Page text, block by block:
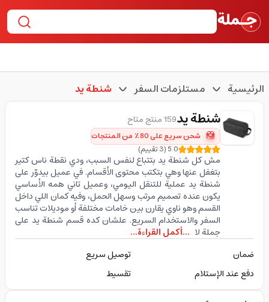
الرئيسية مستلزمات السفر شنطة يد
شنطة يد159 منتج متاح
شحن سريع على 80٪ من المنتجات
5.0
(
3تقييم)
مش كل شنطة يد بتتباع لنفس السبب، ودي نقطة ناس كتير
بتغفل عنها وهي بتكتب محتوى الأقسام. في عميل بيدوّر على
شنطة يد عملية للتنقل اليومي، وعميل تاني همه الأساسي
يكون عنده تصميم مرتب وسهل الحمل، وفيه كمان اللي داخل
القسم وهو ناوي يقارن بين خامات مختلفة أو موديلات تناسب
السفر والاستخدام السريع. علشان كده قسم شنطة يد على
جملة لا ...أكمل القراءة...
ضمان
توصيل سريع
دفع عند الإستلام
تقسيط